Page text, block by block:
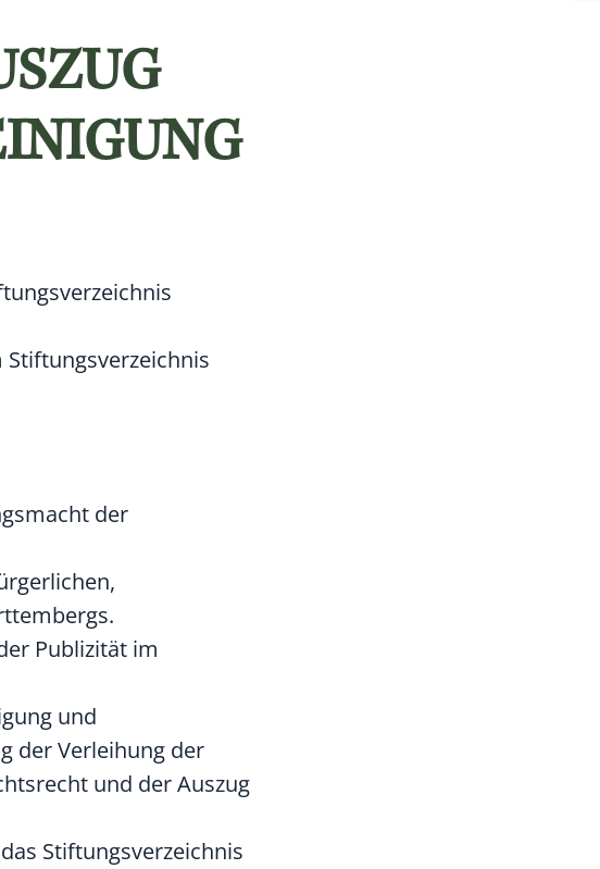
Stiftungsverzeichnis
der
Publizität im
und
der Verleihung der
und der Auszug
das Stiftungsverzeichnis